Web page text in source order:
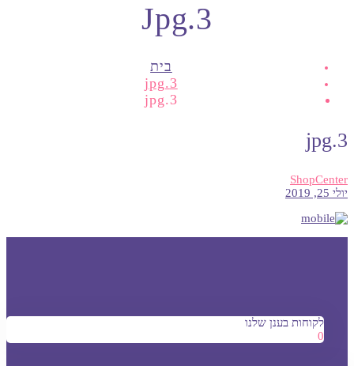
3.jpg
בית
3.jpg
3.jpg
3.jpg
ShopCenter
יולי 25, 2019
לקוחות בענן שלנו
0